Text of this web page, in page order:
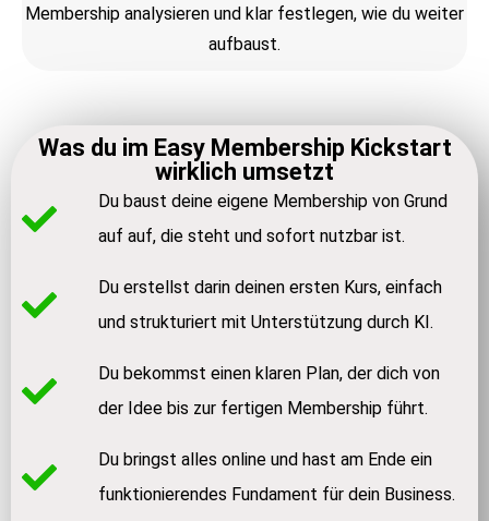
Membership analysieren und klar festlegen, wie du weiter
aufbaust.
Was du im Easy Membership Kickstart
wirklich umsetzt
Du baust deine eigene Membership von Grund
auf auf, die steht und sofort nutzbar ist.
Du erstellst darin deinen ersten Kurs, einfach
und strukturiert mit Unterstützung durch KI.
Du bekommst einen klaren Plan, der dich von
der Idee bis zur fertigen Membership führt.
Du bringst alles online und hast am Ende ein
funktionierendes Fundament für dein Business.